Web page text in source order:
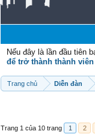
Nếu đây là lần đầu tiên
để trở thành thành viên
Trang chủ Diễn đàn
Trang 1 của 10 trang 1 2